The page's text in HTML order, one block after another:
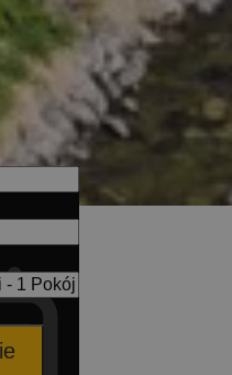
terrace, courtesy bar,
restaurant & wine bar